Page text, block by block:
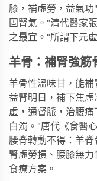
膝，補虛勞，益氣功
固腎氣。"清代醫家
之最宜。"所謂下元
羊骨：補腎強筋
羊骨性溫味甘，能
益腎明日，補下焦
虛，通督脈，治腰痛
白濁。"唐代《食醫
腰脊轉動不得：羊
腎虛勞損、腰膝無
食療方案。